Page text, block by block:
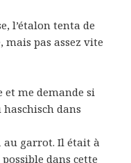
l’étalon tenta de
mais pas assez vite
et me demande si
dans
au garrot. Il était à
dans cette